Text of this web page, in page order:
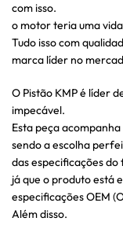
com isso.
o motor teria uma
Tudo isso com
marca líder no
O Pistão KMP é líder
impecável.
Esta peça
sendo a escolha
das especificações
já que o produto está
especificações OEM
Além disso.